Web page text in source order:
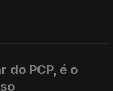
PCP, é o